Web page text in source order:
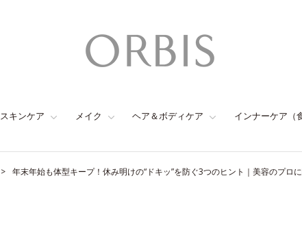
スキンケア メイク ヘア＆ボディケア インナーケア（
年末年始も体型キープ！休み明けの“ドキッ”を防ぐ3つのヒント｜美容のプロ